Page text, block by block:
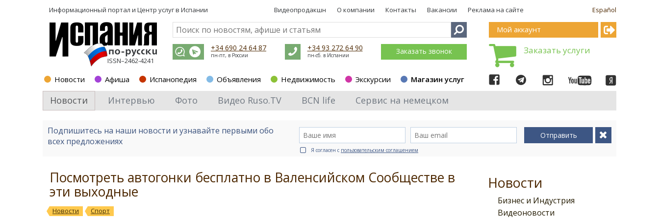
Информационный портал и Центр услуг в Испании Español
Видеопродакшн О компании Контакты Вакансии Реклама на сайте
ISSN–2462-4241
+34 690 24 64 87
пн-пт, в России
+34 93 272 64 90
пн-сб. в Испании Заказать звонок
Новости Афиша Испанопедия Объявления Недвижимость Экскурсии Магазин услуг
Мой аккаунт
Заказать услуги
Новости Интервью Фото Видео Ruso.TV BCN life Сервис на немецком
Подпишитесь на наши новости и узнавайте первыми обо
всех предложениях
Отправить
Я согласен с пользовательским соглашением
Новости
Бизнес и Индустрия
Видеоновости
Посмотреть автогонки бесплатно в Валенсийском Сообществе в
эти выходные
Новости Спорт